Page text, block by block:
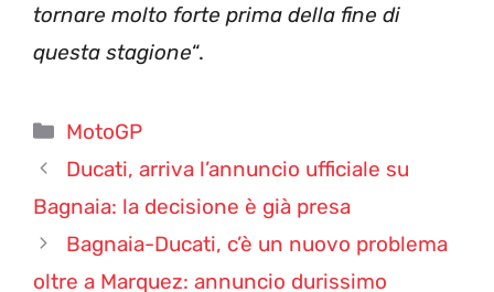
tornare molto forte prima della fine di
questa stagione“.
Categorie
MotoGP
Ducati, arriva l’annuncio ufficiale su
Bagnaia: la decisione è già presa
Bagnaia-Ducati, c’è un nuovo problema
oltre a Marquez: annuncio durissimo